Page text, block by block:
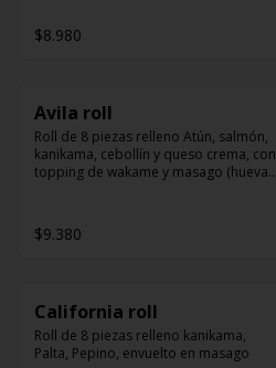
$8.980
Avila roll
Roll de 8 piezas relleno Atún, salmón,
kanikama, cebollín y queso crema, con
topping de wakame y masago (huevas
$9.380
California roll
Roll de 8 piezas relleno kanikama,
Palta, Pepino, envuelto en masago